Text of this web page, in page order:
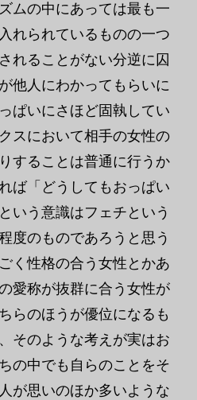
ムの中にあっては最も一
れられているものの一つ
れることがない分逆に囚
他人にわかってもらいに
ぱいにさほど固執してい
スにおいて相手の女性の
することは普通に行うか
ば「どうしてもおっぱい
いう意識はフェチという
度のものであろうと思う
く性格の合う女性とかあ
愛称が抜群に合う女性が
らのほうが優位になるも
そのような考えが実はお
の中でも自らのことをそ
が思いのほか多いような